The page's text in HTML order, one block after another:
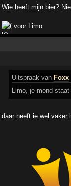
Wie heeft mijn bier?
voor Limo
Uitspraak van Foxx
Limo, je mond staat
daar heeft ie wel vaker